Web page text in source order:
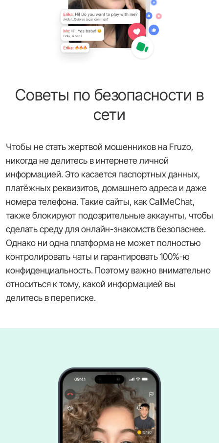
Советы по безопасности в
сети
Чтобы не стать жертвой мошенников на Fruzo,
никогда не делитесь в интернете личной
информацией. Это касается паспортных данных,
платёжных реквизитов, домашнего адреса и даже
номера телефона. Такие сайты, как CallMeChat,
также блокируют подозрительные аккаунты, чтобы
сделать среду для онлайн-знакомств безопаснее.
Однако ни одна платформа не может полностью
контролировать чаты и гарантировать 100%-ю
конфиденциальность. Поэтому важно внимательно
относиться к тому, какой информацией вы
делитесь в переписке.